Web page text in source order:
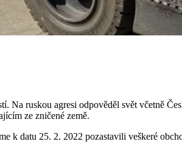
ruskou agresi odpověděl svět včetně
ze zničené země.
k datu 25. 2. 2022 pozastavili veškeré